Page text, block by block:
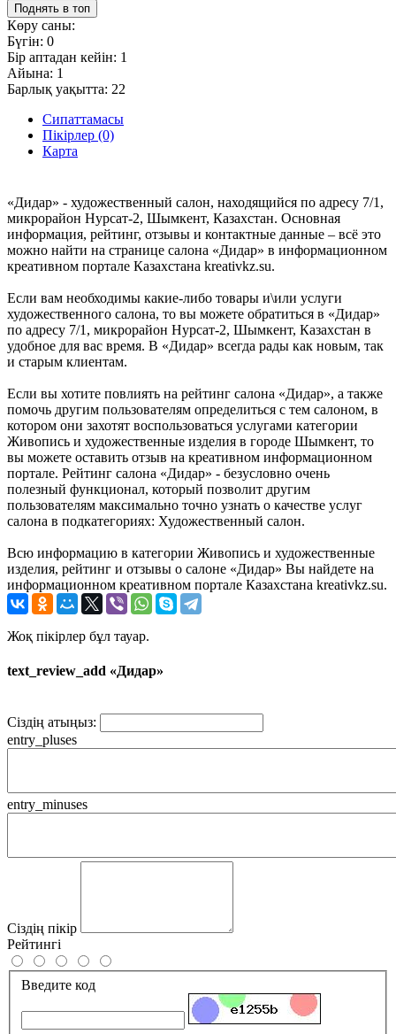
Поднять в топ
Көру саны:
Бүгін: 0
Бір аптадан кейін: 1
Айына: 1
Барлық уақытта: 22
Сипаттамасы
Пікірлер (0)
Карта
«Дидар» - художественный салон, находящийся по адресу 7/1,
микрорайон Нурсат-2, Шымкент, Казахстан. Основная
информация, рейтинг, отзывы и контактные данные – всё это
можно найти на странице салона «Дидар» в информационном
креативном портале Казахстана kreativkz.su.
Если вам необходимы какие-либо товары и\или услуги
художественного салона, то вы можете обратиться в «Дидар»
по адресу 7/1, микрорайон Нурсат-2, Шымкент, Казахстан в
удобное для вас время. В «Дидар» всегда рады как новым, так
и старым клиентам.
Если вы хотите повлиять на рейтинг салона «Дидар», а также
помочь другим пользователям определиться с тем салоном, в
котором они захотят воспользоваться услугами категории
Живопись и художественные изделия в городе Шымкент, то
вы можете оставить отзыв на креативном информационном
портале. Рейтинг салона «Дидар» - безусловно очень
полезный функционал, который позволит другим
пользователям максимально точно узнать о качестве услуг
салона в подкатегориях: Художественный салон.
Всю информацию в категории Живопись и художественные
изделия, рейтинг и отзывы о салоне «Дидар» Вы найдете на
информационном креативном портале Казахстана kreativkz.su.
Жоқ пікірлер бұл тауар.
text_review_add «Дидар»
Сіздің атыңыз:
entry_pluses
entry_minuses
Сіздің пікір
Рейтингі
Введите код